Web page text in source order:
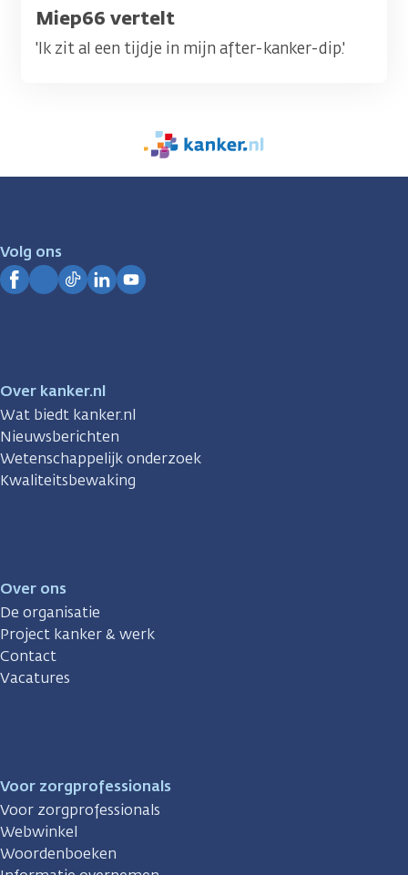
Titel
Miep66 vertelt
'Ik zit al een tijdje in mijn after-kanker-dip.'
We
zijn
Volg ons
Over kanker.nl
Wat biedt kanker.nl
Nieuwsberichten
Wetenschappelijk onderzoek
Kwaliteitsbewaking
Over ons
De organisatie
Project kanker & werk
Contact
Vacatures
Voor zorgprofessionals
Voor zorgprofessionals
Webwinkel
Woordenboeken